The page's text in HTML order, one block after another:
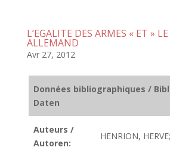
L’EGALITE DES ARMES « ET »
ALLEMAND
Avr 27, 2012
Données bibliographiques /
Daten
Auteurs /
Autoren:
HENRION, HERVE;